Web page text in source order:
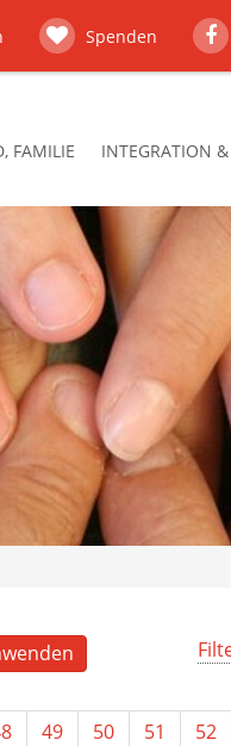
Spenden
FAMILIE INTEGRATION
49 50 51 52